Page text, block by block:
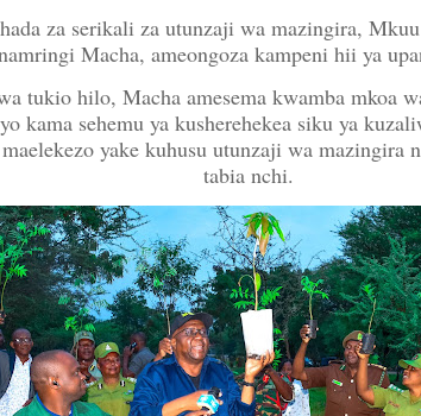
za serikali za utunzaji wa mazingira,
Macha, ameongoza kampeni hii ya
tukio hilo, Macha amesema kwamba mkoa
kama sehemu ya kusherehekea siku ya
yake kuhusu utunzaji wa mazingira
tabia nchi.